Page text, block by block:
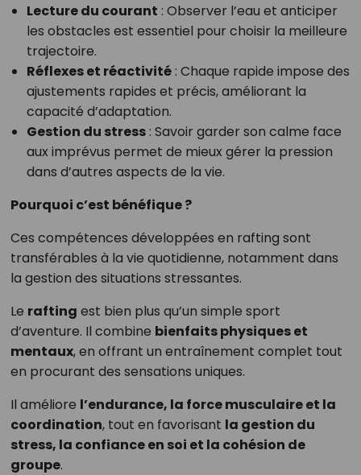
Lecture du courant : Observer l’eau et anticiper
les obstacles est essentiel pour choisir la meilleure
trajectoire.
Réflexes et réactivité: Chaque rapide impose des
ajustements rapides et précis, améliorant la
capacité d’adaptation.
Gestion du stress: Savoir garder son calme face
aux imprévus permet de mieux gérer la pression
dans d’autres aspects de la vie.
Pourquoi c’est bénéfique ?
Ces compétences développées en rafting sont
transférables à la vie quotidienne, notamment dans
la gestion des situations stressantes.
Le rafting est bien plus qu’un simple sport
d’aventure. Il combine bienfaits physiques et
mentaux, en offrant un entraînement complet tout
en procurant des sensations uniques.
Il améliore l’endurance, la force musculaire et la
coordination, tout en favorisant la gestion du
stress, la confiance en soi et la cohésion de
groupe.